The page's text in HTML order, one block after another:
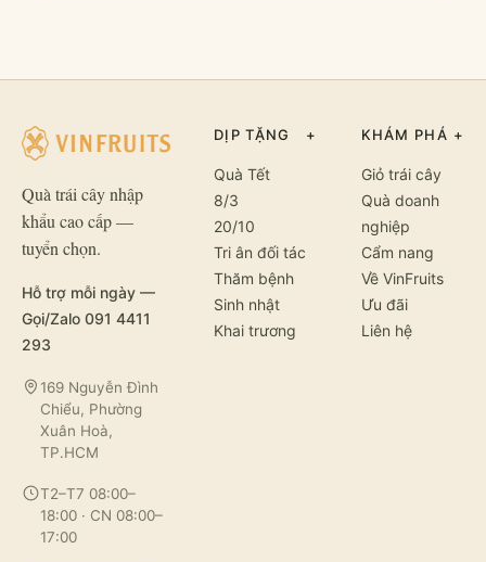
Quà trái cây nhập
khẩu cao cấp —
tuyển chọn.
Hỗ trợ mỗi ngày —
Gọi/Zalo 091 4411
293
169 Nguyễn Đình
Chiểu, Phường
Xuân Hoà,
TP.HCM
T2–T7 08:00–
18:00 · CN 08:00–
17:00
DỊP TẶNG +
Quà Tết
8/3
20/10
Tri ân đối tác
Thăm bệnh
Sinh nhật
Khai trương
KHÁM PHÁ +
Giỏ trái cây
Quà doanh
nghiệp
Cẩm nang
Về VinFruits
Ưu đãi
Liên hệ